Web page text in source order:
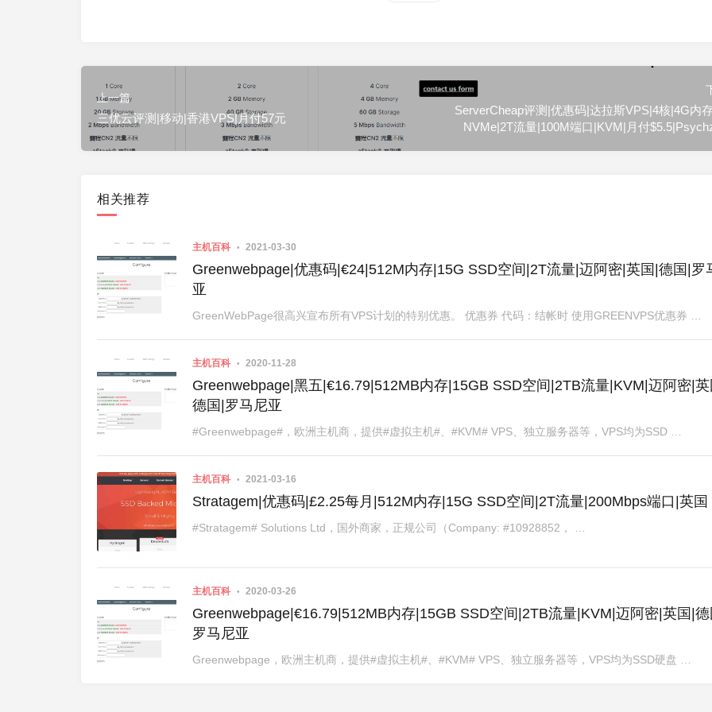
上一篇
三优云评测|移动|香港VPS|月付57元
ServerCheap评测|优惠码|达拉斯VPS|4核|4G内
NVMe|2T流量|100M端口|KVM|月付
相关推荐
主机百科 2021-03-30
Greenwebpage|优惠码|€24|512M内存|15G SSD空间|2T流量|迈阿密|英国|德国|罗
亚
GreenWebPage很高兴宣布所有VPS计划的特别优惠。 优惠券 代码：结帐时 使用GREENVPS优惠券 …
主机百科 2020-11-28
Greenwebpage|黑五|€16.79|512MB内存|15GB SSD空间|2TB流量|KVM|迈阿密|英
德国|罗马尼亚
#Greenwebpage#，欧洲主机商，提供#虚拟主机#、#KVM# VPS、独立服务器等，VPS均为SSD …
主机百科 2021-03-16
Stratagem|优惠码|£2.25每月|512M内存|15G SSD空间|2T流量|200Mbps端口|英国
#Stratagem# Solutions Ltd，国外商家，正规公司（Company: #10928852， …
主机百科 2020-03-26
Greenwebpage|€16.79|512MB内存|15GB SSD空间|2TB流量|KVM|迈阿密|英国|德
罗马尼亚
Greenwebpage，欧洲主机商，提供#虚拟主机#、#KVM# VPS、独立服务器等，VPS均为SSD硬盘 …